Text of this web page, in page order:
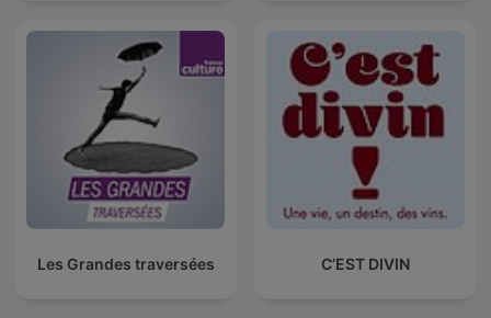
Les Grandes traversées C’EST DIVIN